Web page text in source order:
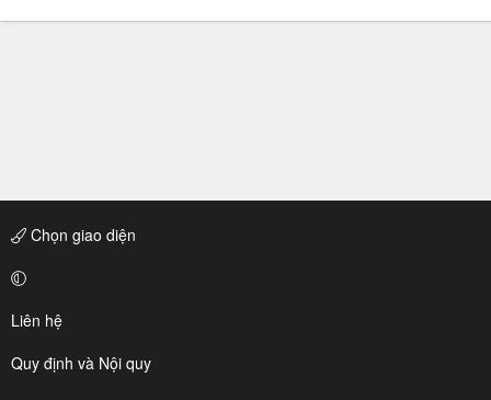
Chọn giao diện
Liên hệ
Quy định và Nội quy